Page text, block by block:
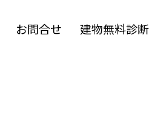
お問合せ 建物無料診断